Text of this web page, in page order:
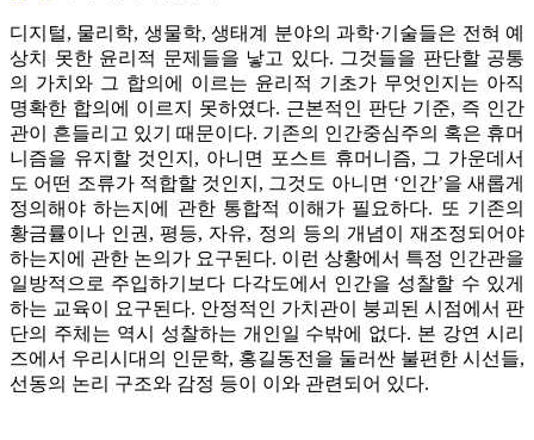
디지털, 물리학, 생물학, 생태계 분야의 과학·기술들은 전혀 예
상치 못한 윤리적 문제들을 낳고 있다. 그것들을 판단할 공통
의 가치와 그 합의에 이르는 윤리적 기초가 무엇인지는 아직
명확한 합의에 이르지 못하였다. 근본적인 판단 기준, 즉 인간
관이 흔들리고 있기 때문이다. 기존의 인간중심주의 혹은 휴머
니즘을 유지할 것인지, 아니면 포스트 휴머니즘, 그 가운데서
도 어떤 조류가 적합할 것인지, 그것도 아니면 ‘인간’을 새롭게
정의해야 하는지에 관한 통합적 이해가 필요하다. 또 기존의
황금률이나 인권, 평등, 자유, 정의 등의 개념이 재조정되어야
하는지에 관한 논의가 요구된다. 이런 상황에서 특정 인간관을
일방적으로 주입하기보다 다각도에서 인간을 성찰할 수 있게
하는 교육이 요구된다. 안정적인 가치관이 붕괴된 시점에서 판
단의 주체는 역시 성찰하는 개인일 수밖에 없다. 본 강연 시리
즈에서 우리시대의 인문학, 홍길동전을 둘러싼 불편한 시선들,
선동의 논리 구조와 감정 등이 이와 관련되어 있다.